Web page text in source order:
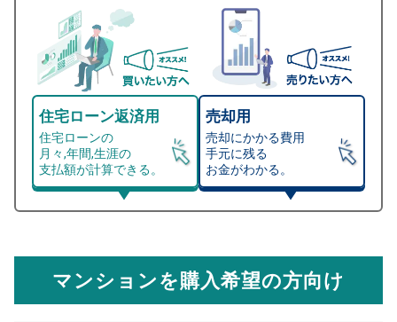
住宅ローン返済用
住宅ローンの
月々,年間,生涯の
支払額が計算できる。
売却用
売却にかかる費用
手元に残る
お金がわかる。
総支払額シミュレーション
計算できます。
万円
マンション売却シミュレーター
から売却にかかる諸経費が自動で算出され、手元に残る
金額がわかります。
マンションを購入希望の方向け